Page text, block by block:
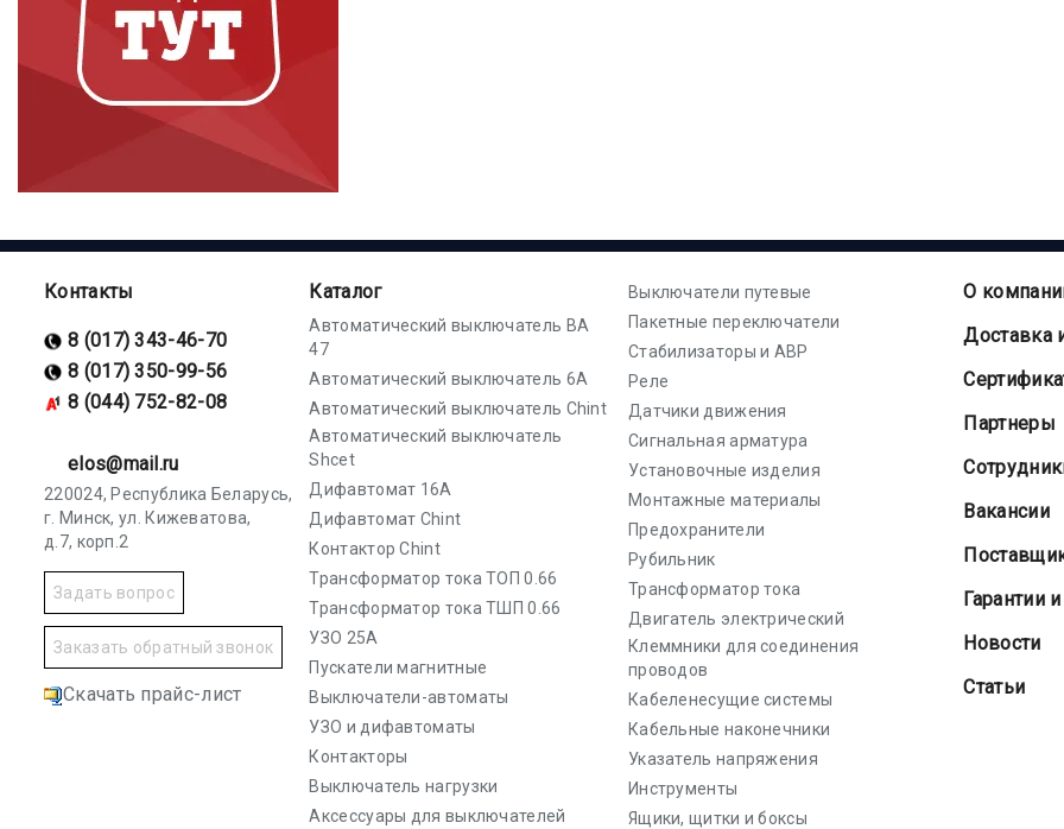
Контакты
8 (017) 343-46-70
8 (017) 350-99-56
8 (044) 752-82-08
elos@mail.ru
220024, Республика Беларусь,
г. Минск, ул. Кижеватова,
д.7, корп.2
Задать вопрос
Заказать обратный звонок
Скачать прайс-лист
Каталог
Автоматический выключатель ВА
47
Автоматический выключатель 6А
Автоматический выключатель Chint
Автоматический выключатель
Shcet
Дифавтомат 16А
Дифавтомат Chint
Контактор Chint
Трансформатор тока ТОП 0.66
Трансформатор тока ТШП 0.66
УЗО 25А
Пускатели магнитные
Выключатели-автоматы
УЗО и дифавтоматы
Контакторы
Выключатель нагрузки
Аксессуары для выключателей
Выключатели путевые
Пакетные переключатели
Стабилизаторы и АВР
Реле
Датчики движения
Сигнальная арматура
Установочные изделия
Монтажные материалы
Предохранители
Рубильник
Трансформатор тока
Двигатель электрический
Клеммники для соединения
проводов
Кабеленесущие системы
Кабельные наконечники
Указатель напряжения
Инструменты
Ящики, щитки и боксы
О
Доставка
Партнеры
Вакансии
Гарантии
Новости
Статьи